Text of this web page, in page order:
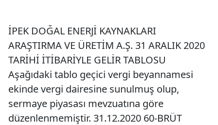
İPEK DOĞAL ENERJİ KAYNAKLARI
ARAŞTIRMA VE ÜRETİM A.Ş. 31 ARALIK 2020
TARİHİ İTİBARİYLE GELİR TABLOSU
Aşağıdaki tablo geçici vergi beyannamesi
ekinde vergi dairesine sunulmuş olup,
sermaye piyasası mevzuatına göre
düzenlenmemiştir. 31.12.2020 60-BRÜT